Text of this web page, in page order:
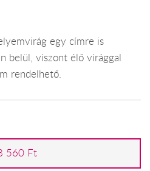
egy címre is
belül, viszont élő virággal
rendelhető.
560 Ft